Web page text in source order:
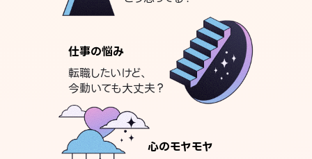
仕事の悩み
転職したいけど、
今動いても大丈夫？
心のモヤモヤ